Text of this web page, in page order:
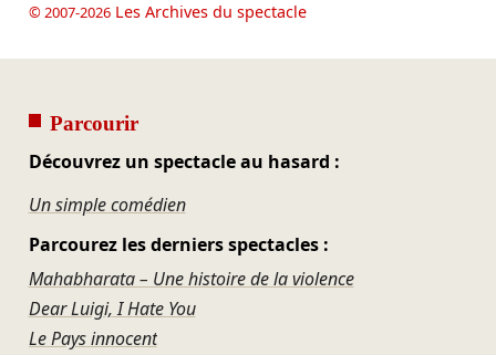
© 2007-2026Les Archives du spectacle
Parcourir
Découvrez un spectacle au hasard :
Un simple comédien
Parcourez les derniers spectacles :
Mahabharata – Une histoire de la violence
Dear Luigi, I Hate You
Le Pays innocent